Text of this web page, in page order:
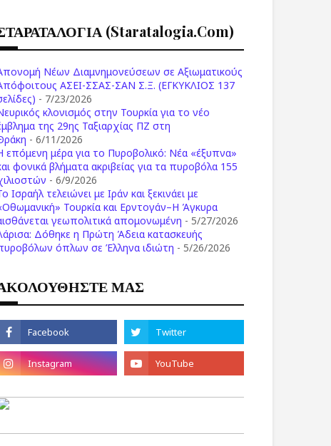
(staratalogia.com)
Νέων Διαμνημονεύσεων σε Αξιωματικούς
ΑΣΕΙ-ΣΣΑΣ-ΣΑΝ Σ.Ξ. (ΕΓΚΥΚΛΙΟΣ 137
- 7/23/2026
κλονισμός στην Τουρκία για το νέο
της 29ης Ταξιαρχίας ΠΖ στη
- 6/11/2026
επόμενη μέρα για το Πυροβολικό: Νέα «έξυπνα»
φονικά βλήματα ακριβείας για τα πυροβόλα 155
- 6/9/2026
Ισραήλ τελειώνει με Ιράν και ξεκινάει με
Τουρκία και Ερντογάν–Η Άγκυρα
γεωπολιτικά απομονωμένη - 5/27/2026
Δόθηκε η Πρώτη Άδεια κατασκευής
όπλων σε Έλληνα ιδιώτη - 5/26/2026
ΜΑΣ